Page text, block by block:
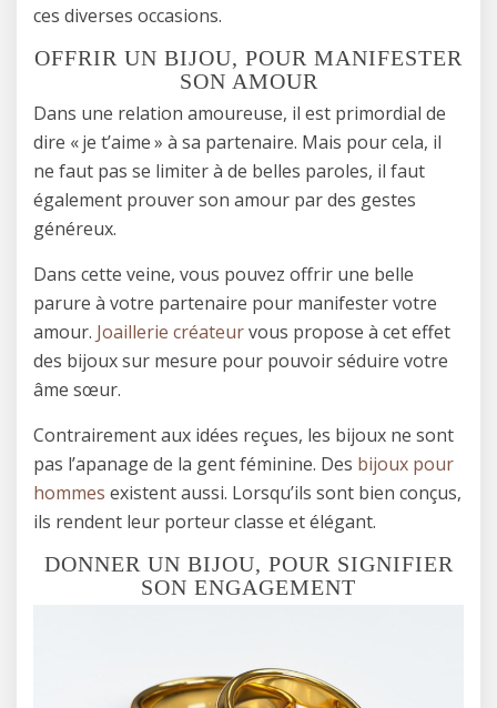
ces diverses occasions.
OFFRIR UN BIJOU, POUR MANIFESTER
SON AMOUR
Dans une relation amoureuse, il est primordial de
dire « je t’aime » à sa partenaire. Mais pour cela, il
ne faut pas se limiter à de belles paroles, il faut
également prouver son amour par des gestes
généreux.
Dans cette veine, vous pouvez offrir une belle
parure à votre partenaire pour manifester votre
amour. Joaillerie créateurvous propose à cet effet
des bijoux sur mesure pour pouvoir séduire votre
âme sœur.
Contrairement aux idées reçues, les bijoux ne sont
pas l’apanage de la gent féminine. Des bijoux pour
hommes existent aussi. Lorsqu’ils sont bien conçus,
ils rendent leur porteur classe et élégant.
DONNER UN BIJOU, POUR SIGNIFIER
SON ENGAGEMENT